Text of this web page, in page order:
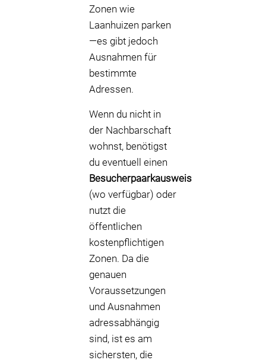
Zonen wie
Laanhuizen parken
—es gibt jedoch
Ausnahmen für
bestimmte
Adressen.
Wenn du nicht in
der Nachbarschaft
wohnst, benötigst
du eventuell einen
Besucherpaarkausweis
(wo verfügbar) oder
nutzt die
öffentlichen
kostenpflichtigen
Zonen. Da die
genauen
Voraussetzungen
und Ausnahmen
adressabhängig
sind, ist es am
sichersten, die